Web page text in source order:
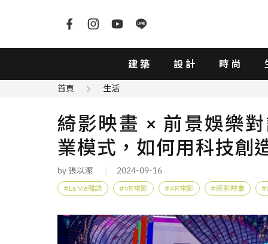
建築 設計 時尚
首頁 生活
綺影映畫 × 前景娛樂
業模式，如何用科技創
by 張以潔 2024-09-16
La Vie雜誌 VR電影 AR電影 綺影映畫